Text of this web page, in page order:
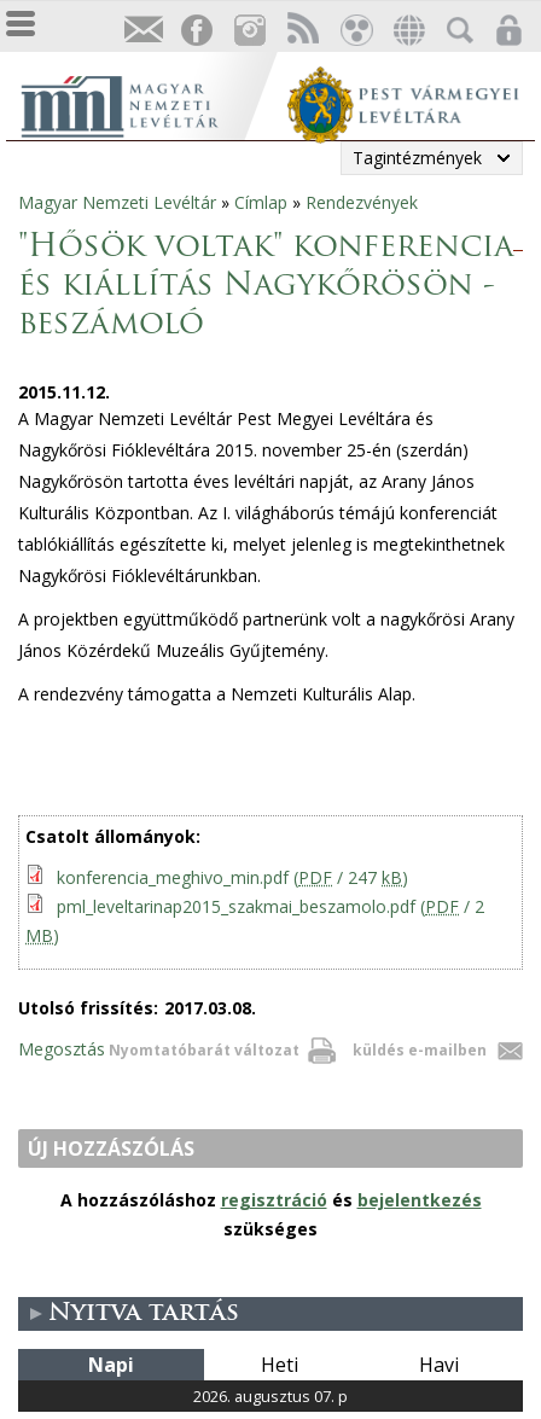
Tagintézmények
Jelenlegi
hely
Magyar Nemzeti Levéltár » Címlap » Rendezvények
"Hősök voltak" konferencia
és kiállítás Nagykőrösön -
beszámoló
2015.11.12.
A Magyar Nemzeti Levéltár Pest Megyei Levéltára és
Nagykőrösi Fióklevéltára 2015. november 25-én (szerdán)
Nagykőrösön tartotta éves levéltári napját, az Arany János
Kulturális Központban. Az I. világháborús témájú konferenciát
tablókiállítás egészítette ki, melyet jelenleg is megtekinthetnek
Nagykőrösi Fióklevéltárunkban.
A projektben együttműködő partnerünk volt a nagykőrösi Arany
János Közérdekű Muzeális Gyűjtemény.
A rendezvény támogatta a Nemzeti Kulturális Alap.
Csatolt állományok:
konferencia_meghivo_min.pdf(PDF / 247 kB)
pml_leveltarinap2015_szakmai_beszamolo.pdf(PDF / 2
MB)
Utolsó frissítés: 2017.03.08.
Nyomtatóbarát változat küldés e-mailben
Megosztás
ÚJ HOZZÁSZÓLÁS
A hozzászóláshoz regisztráció és bejelentkezés
szükséges
Nyitva tartás
Napi Heti Havi
2026. augusztus 07. p